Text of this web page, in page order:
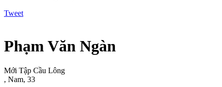
Tweet
Phạm Văn Ngàn
Mới Tập Cầu Lông
, Nam, 33